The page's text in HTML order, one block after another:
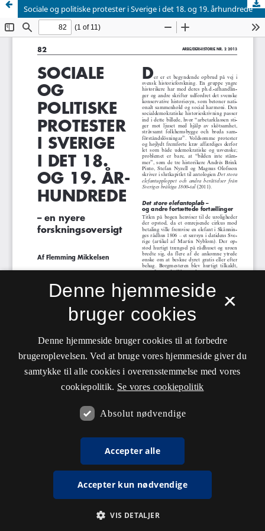
Sociale og politiske protester i Sverige i det 18. og 19. århundrede
×
Denne hjemmeside
bruger cookies
Denne hjemmeside bruger cookies til at forbedre
brugeroplevelsen. Ved at bruge vores hjemmeside giver du
samtykke til alle cookies i overensstemmelse med vores
cookiepolitik. Se vores cookiepolitik
Absolut nødvendige
Accepter alle
Accepter kun nødvendige
VIS DETALJER